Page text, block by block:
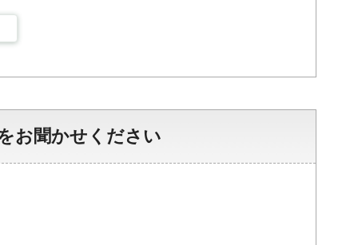
お聞かせください